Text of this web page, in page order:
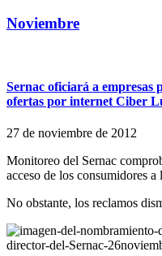
Noviembre
Sernac oficiará a empresas
ofertas por internet Ciber
27 de noviembre de 2012
Monitoreo del Sernac
acceso de los consumidores a
No obstante, los reclamos